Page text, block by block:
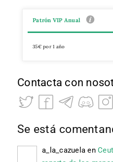
Patrón VIP Anual
35€ por 1 año
Contacta con
Se está
a_la_cazuela en